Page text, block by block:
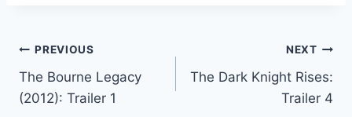
Post
navigation
PREVIOUS
The Bourne Legacy
(2012): Trailer 1
NEXT
The Dark Knight Rises:
Trailer 4